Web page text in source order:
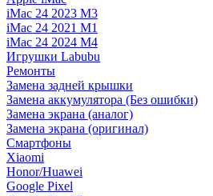
iMac 24 2023 M3
iMac 24 2021 M1
iMac 24 2024 M4
Игрушки Labubu
Ремонты
Замена задней крышки
Замена аккумулятора (Без ошибки)
Замена экрана (аналог)
Замена экрана (оригинал)
Смартфоны
Xiaomi
Honor/Huawei
Google Pixel